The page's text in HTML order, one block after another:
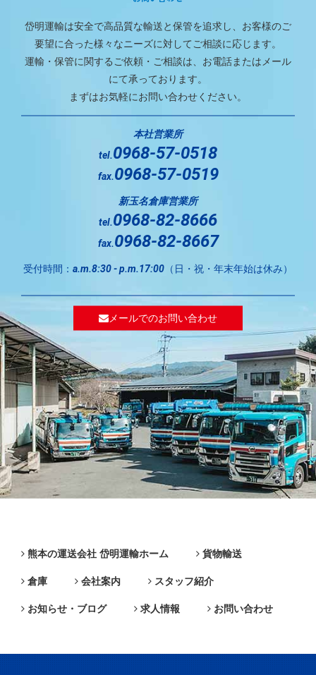
岱明運輸は安全で高品質な輸送と保管を追求し、お客様のご
要望に合った様々なニーズに対してご相談に応じます。
運輸・保管に関するご依頼・ご相談は、お電話またはメール
にて承っております。
まずはお気軽にお問い合わせください。
本社営業所
tel.0968-57-0518
fax.0968-57-0519
新玉名倉庫営業所
tel.0968-82-8666
fax.0968-82-8667
受付時間： a.m.8:30 - p.m.17:00 （日・祝・年末年始は休み）
メールでのお問い合わせ
熊本の運送会社 岱明運輸ホーム
貨物輸送
倉庫
会社案内
スタッフ紹介
お知らせ・ブログ
求人情報 お問い合わせ